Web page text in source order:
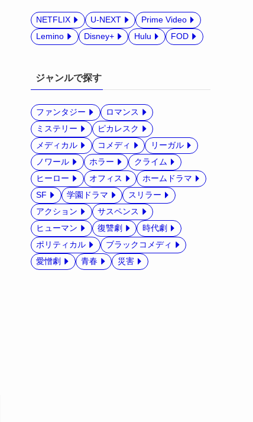
NETFLIX U-NEXT
Prime Video
Lemino
Disney+ Hulu FOD
ジャンルで探す
ファンタジー
ロマンス
ミステリー
ピカレスク
メディカル
コメディ
リーガル
ノワール
ホラー
クライム
ヒーロー
オフィス
ホームドラマ
SF
学園ドラマ
スリラー
アクション
サスペンス
ヒューマン
復讐劇
時代劇
ポリティカル
ブラックコメディ
愛憎劇
青春 災害